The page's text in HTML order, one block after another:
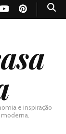
e inspiração